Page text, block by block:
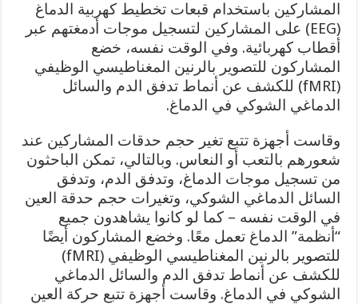
المشاركين باستخدام قبعات تخطيط كهربية الدماغ
(EEG) على المشاركين لتسجيل موجات أدمغتهم عبر
أقطاب كهربائية. وفي الوقت نفسه، خضع
المشاركون للتصوير بالرنين المغناطيسي الوظيفي
(fMRI) للكشف عن أنماط تدفق الدم والسائل
الدماغي الشوكي في الدماغ.
وقاست أجهزة تتبع تغير حجم حدقات المشاركين عند
شعورهم بالتعب أو النعاس. وبالتالي، تمكن الباحثون
من تسجيل موجات الدماغ، وتدفق الدم، وتدفق
السائل الدماغي الشوكي، وتغيرات حجم حدقة العين
في الوقت نفسه – كما لو كانوا يشاهدون جميع
“أنظمة” الدماغ تعمل معًا. وخضع المشاركون أيضًا
للتصوير بالرنين المغناطيسي الوظيفي (fMRI)
للكشف عن أنماط تدفق الدم والسائل الدماغي
الشوكي في الدماغ. وقاست أجهزة تتبع حركة العين